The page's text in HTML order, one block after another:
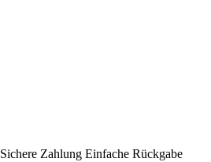
Sichere Zahlung Einfache Rückgabe